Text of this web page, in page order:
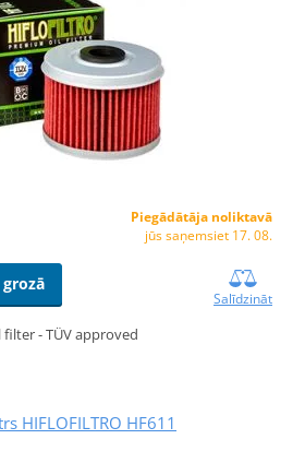
Piegādātāja noliktavā
jūs saņemsiet 17. 08.
Salīdzināt
filter - TÜV approved
HIFLOFILTRO HF611